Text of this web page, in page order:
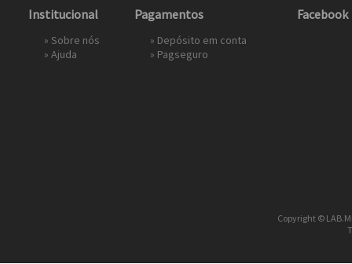
Institucional
» Sobre nós
» Ajuda
Pagamentos
» Depósito em conta
» Pagseguro
Facebook
Copyright ©